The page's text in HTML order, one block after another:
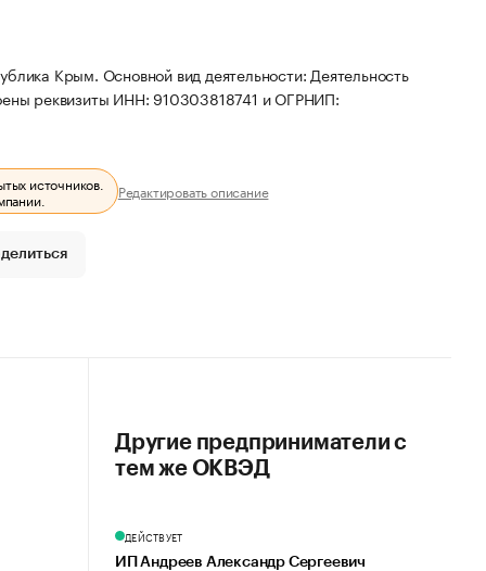
Крым. Основной вид деятельности: Деятельность
реквизиты ИНН: 910303818741 и ОГРНИП:
источников.
Редактировать описание
Другие предприниматели с
тем же ОКВЭД
ДЕЙСТВУЕТ
ИП Андреев Александр Сергеевич